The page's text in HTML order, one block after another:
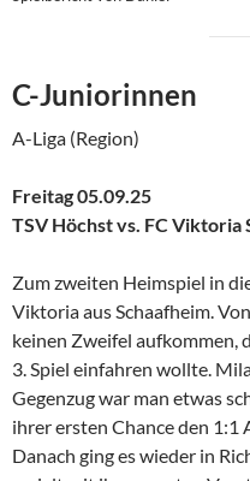
C-Juniorinnen
A-Liga (Region)
Freitag 05.09.25
TSV Höchst vs. FC Viktoria
Zum zweiten Heimspiel in
Viktoria aus Schaafheim.
keinen Zweifel aufkommen,
3. Spiel einfahren wollte.
Gegenzug war man etwas
ihrer ersten Chance den 1:1
Danach ging es wieder in